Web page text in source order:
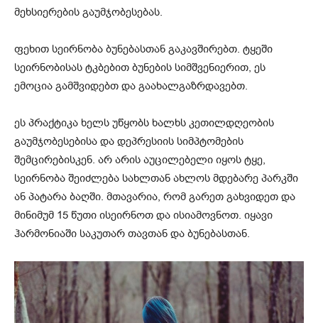
მეხსიერების გაუმჯობესებას.
ფეხით სეირნობა ბუნებასთან გაკავშირებთ. ტყეში
სეირნობისას ტკბებით ბუნების სიმშვენიერით, ეს
ემოცია გამშვიდებთ და გაახალგაზრდავებთ.
ეს პრაქტიკა ხელს უწყობს ხალხს კეთილდღეობის
გაუმჯობესებისა და დეპრესიის სიმპტომების
შემცირებისკენ. არ არის აუცილებელი იყოს ტყე,
სეირნობა შეიძლება სახლთან ახლოს მდებარე პარკში
ან პატარა ბაღში. მთავარია, რომ გარეთ გახვიდეთ და
მინიმუმ 15 წუთი ისეირნოთ და ისიამოვნოთ. იყავი
ჰარმონიაში საკუთარ თავთან და ბუნებასთან.